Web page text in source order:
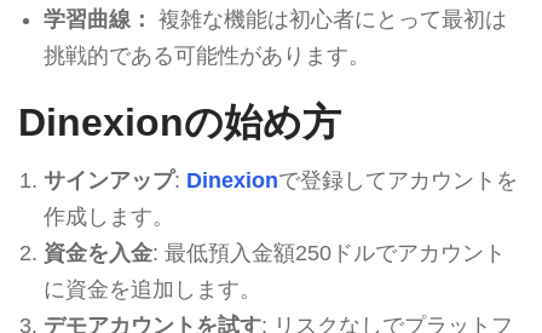
学習曲線： 複雑な機能は初心者にとって最初は
挑戦的である可能性があります。
Dinexionの始め方
サインアップ: Dinexionで登録してアカウントを
作成します。
資金を入金: 最低預入金額250ドルでアカウント
に資金を追加します。
デモアカウントを試す: リスクなしでプラットフ